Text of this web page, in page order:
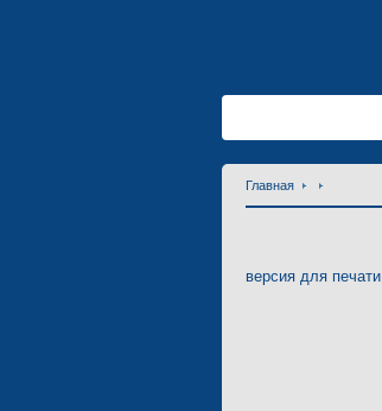
Главная
версия для печати